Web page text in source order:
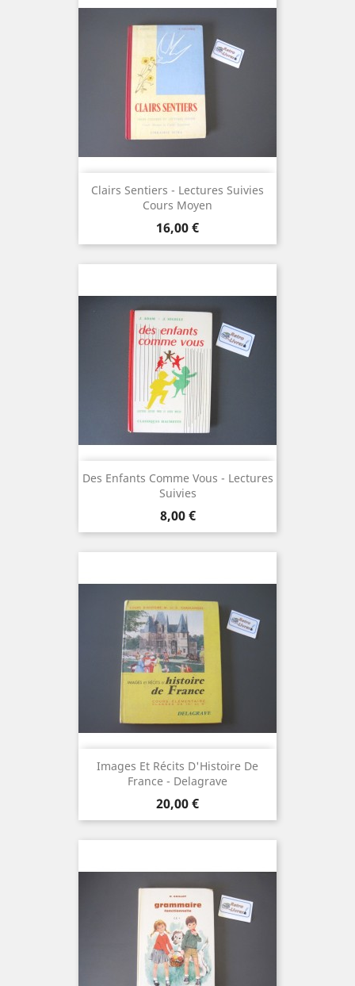
Clairs Sentiers - Lectures Suivies
Cours Moyen
Prix
16,00 €
Des Enfants Comme Vous - Lectures
Suivies
Prix
8,00 €
Images Et Récits D'Histoire De
France - Delagrave
Prix
20,00 €